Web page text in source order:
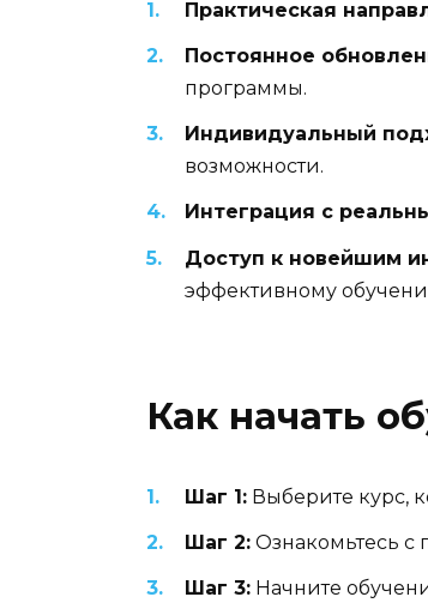
Практическая
Постоянное
программы.
Индивидуальный
возможности.
Интеграция с
Доступ к новейшим
эффективному
Как начать
Шаг 1: Выберите курс,
Шаг 2: Ознакомьтесь с
Шаг 3: Начните